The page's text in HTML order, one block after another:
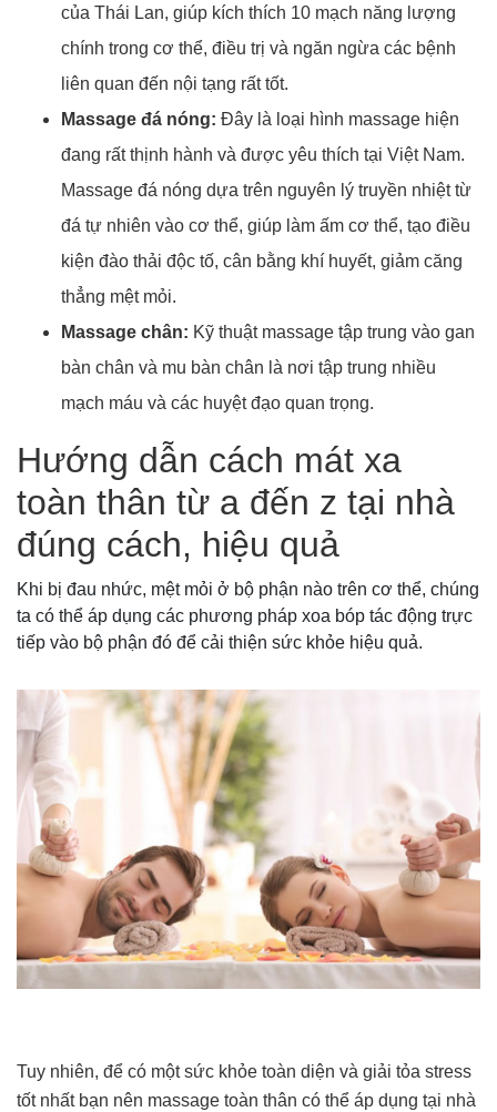
của Thái Lan, giúp kích thích 10 mạch năng lượng
chính trong cơ thể, điều trị và ngăn ngừa các bệnh
liên quan đến nội tạng rất tốt.
Massage đá nóng: Đây là loại hình massage hiện
đang rất thịnh hành và được yêu thích tại Việt Nam.
Massage đá nóng dựa trên nguyên lý truyền nhiệt từ
đá tự nhiên vào cơ thể, giúp làm ấm cơ thể, tạo điều
kiện đào thải độc tố, cân bằng khí huyết, giảm căng
thẳng mệt mỏi.
Massage chân: Kỹ thuật massage tập trung vào gan
bàn chân và mu bàn chân là nơi tập trung nhiều
mạch máu và các huyệt đạo quan trọng.
Hướng dẫn cách mát xa
toàn thân từ a đến z tại nhà
đúng cách, hiệu quả
Khi bị đau nhức, mệt mỏi ở bộ phận nào trên cơ thể, chúng
ta có thể áp dụng các phương pháp xoa bóp tác động trực
tiếp vào bộ phận đó để cải thiện sức khỏe hiệu quả.
Tuy nhiên, để có một sức khỏe toàn diện và giải tỏa stress
tốt nhất bạn nên massage toàn thân có thể áp dụng tại nhà